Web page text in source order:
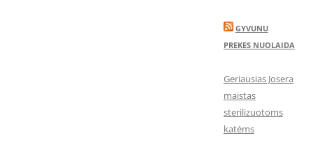
GYVUNU
PREKES NUOLAIDA
Geriausias Josera
maistas
sterilizuotoms
katėms